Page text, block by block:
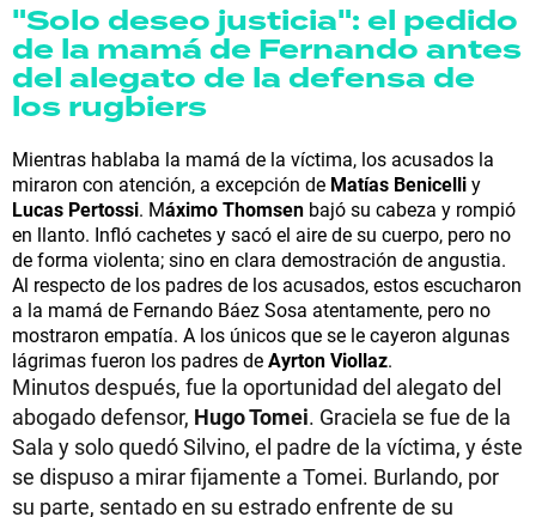
"Solo deseo justicia": el pedido
de la mamá de Fernando antes
del alegato de la defensa de
los rugbiers
Mientras hablaba la mamá de la víctima, los acusados la
miraron con atención, a excepción de Matías Benicelliy
Lucas Pertossi. Máximo Thomsen bajó su cabeza y rompió
en llanto. Infló cachetes y sacó el aire de su cuerpo, pero no
de forma violenta; sino en clara demostración de angustia.
Al respecto de los padres de los acusados, estos escucharon
a la mamá de Fernando Báez Sosa atentamente, pero no
mostraron empatía. A los únicos que se le cayeron algunas
lágrimas fueron los padres deAyrton Viollaz.
Minutos después, fue la oportunidad del alegato del
abogado defensor, Hugo Tomei. Graciela se fue de la
Sala y solo quedó Silvino, el padre de la víctima, y éste
se dispuso a mirar fijamente a Tomei. Burlando, por
su parte, sentado en su estrado enfrente de su